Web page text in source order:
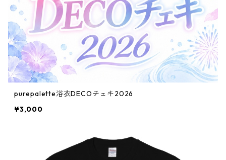
purepalette浴衣DECOチェキ2026
¥3,000